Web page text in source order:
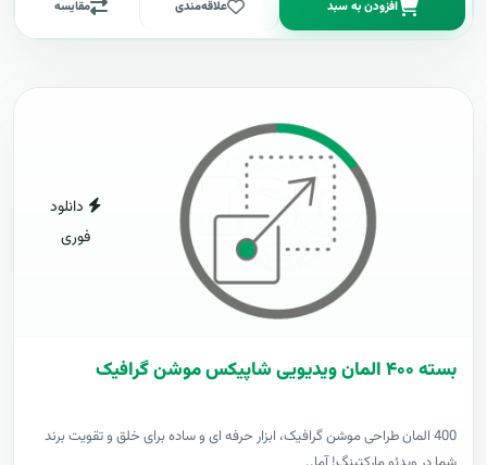
افزودن به سبد علاقه‌مندی مقایسه
دانلود
فوری
بسته ۴۰۰ المان ویدیویی شاپیکس موشن گرافیک
400 المان طراحی موشن گرافیک، ابزار حرفه ای و ساده برای خلق و تقویت برند